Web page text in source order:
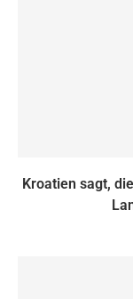
Kroatien sagt,